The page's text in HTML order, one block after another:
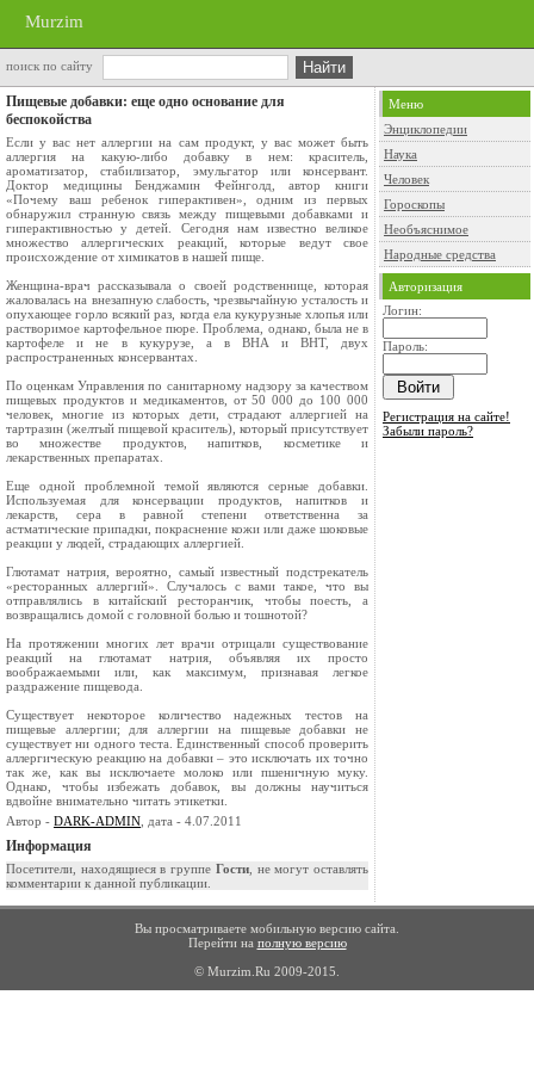
Murzim
поиск по сайту
Пищевые добавки: еще одно основание для
беспокойства
Если у вас нет аллергии на сам продукт, у вас может быть
аллергия на какую-либо добавку в нем: краситель,
ароматизатор, стабилизатор, эмульгатор или консервант.
Доктор медицины Бенджамин Фейнголд, автор книги
«Почему ваш ребенок гиперактивен», одним из первых
обнаружил странную связь между пищевыми добавками и
гиперактивностью у детей. Сегодня нам известно великое
множество аллергических реакций, которые ведут свое
происхождение от химикатов в нашей пище.
Женщина-врач рассказывала о своей родственнице, которая
жаловалась на внезапную слабость, чрезвычайную усталость и
опухающее горло всякий раз, когда ела кукурузные хлопья или
растворимое картофельное пюре. Проблема, однако, была не в
картофеле и не в кукурузе, а в BHA и BHT, двух
распространенных консервантах.
По оценкам Управления по санитарному надзору за качеством
пищевых продуктов и медикаментов, от 50 000 до 100 000
человек, многие из которых дети, страдают аллергией на
тартразин (желтый пищевой краситель), который присутствует
во множестве продуктов, напитков, косметике и
лекарственных препаратах.
Еще одной проблемной темой являются серные добавки.
Используемая для консервации продуктов, напитков и
лекарств, сера в равной степени ответственна за
астматические припадки, покраснение кожи или даже шоковые
реакции у людей, страдающих аллергией.
Глютамат натрия, вероятно, самый известный подстрекатель
«ресторанных аллергий». Случалось с вами такое, что вы
отправлялись в китайский ресторанчик, чтобы поесть, а
возвращались домой с головной болью и тошнотой?
На протяжении многих лет врачи отрицали существование
реакций на глютамат натрия, объявляя их просто
воображаемыми или, как максимум, признавая легкое
раздражение пищевода.
Существует некоторое количество надежных тестов на
пищевые аллергии; для аллергии на пищевые добавки не
существует ни одного теста. Единственный способ проверить
аллергическую реакцию на добавки – это исключать их точно
так же, как вы исключаете молоко или пшеничную муку.
Однако, чтобы избежать добавок, вы должны научиться
вдвойне внимательно читать этикетки.
Автор - DARK-ADMIN , дата - 4.07.2011
Информация
Посетители, находящиеся в группе Гости, не могут оставлять
комментарии к данной публикации.
Меню
Энциклопедии
Наука
Человек
Гороскопы
Необъяснимое
Народные средства
Авторизация
Логин:
Пароль:
Регистрация на сайте!
Забыли пароль?
Вы просматриваете мобильную версию сайта.
Перейти на полную версию
© Murzim.Ru 2009-2015.